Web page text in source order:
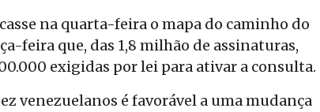
na quarta-feira o mapa do caminho do
feira que, das 1,8 milhão de assinaturas,
exigidas por lei para ativar a consulta.
venezuelanos é favorável a uma mudança